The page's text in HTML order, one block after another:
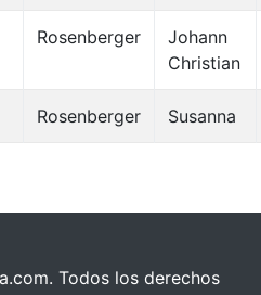
Rosenberger
Johann
Christian
Rosenberger Susanna
Todos los derechos